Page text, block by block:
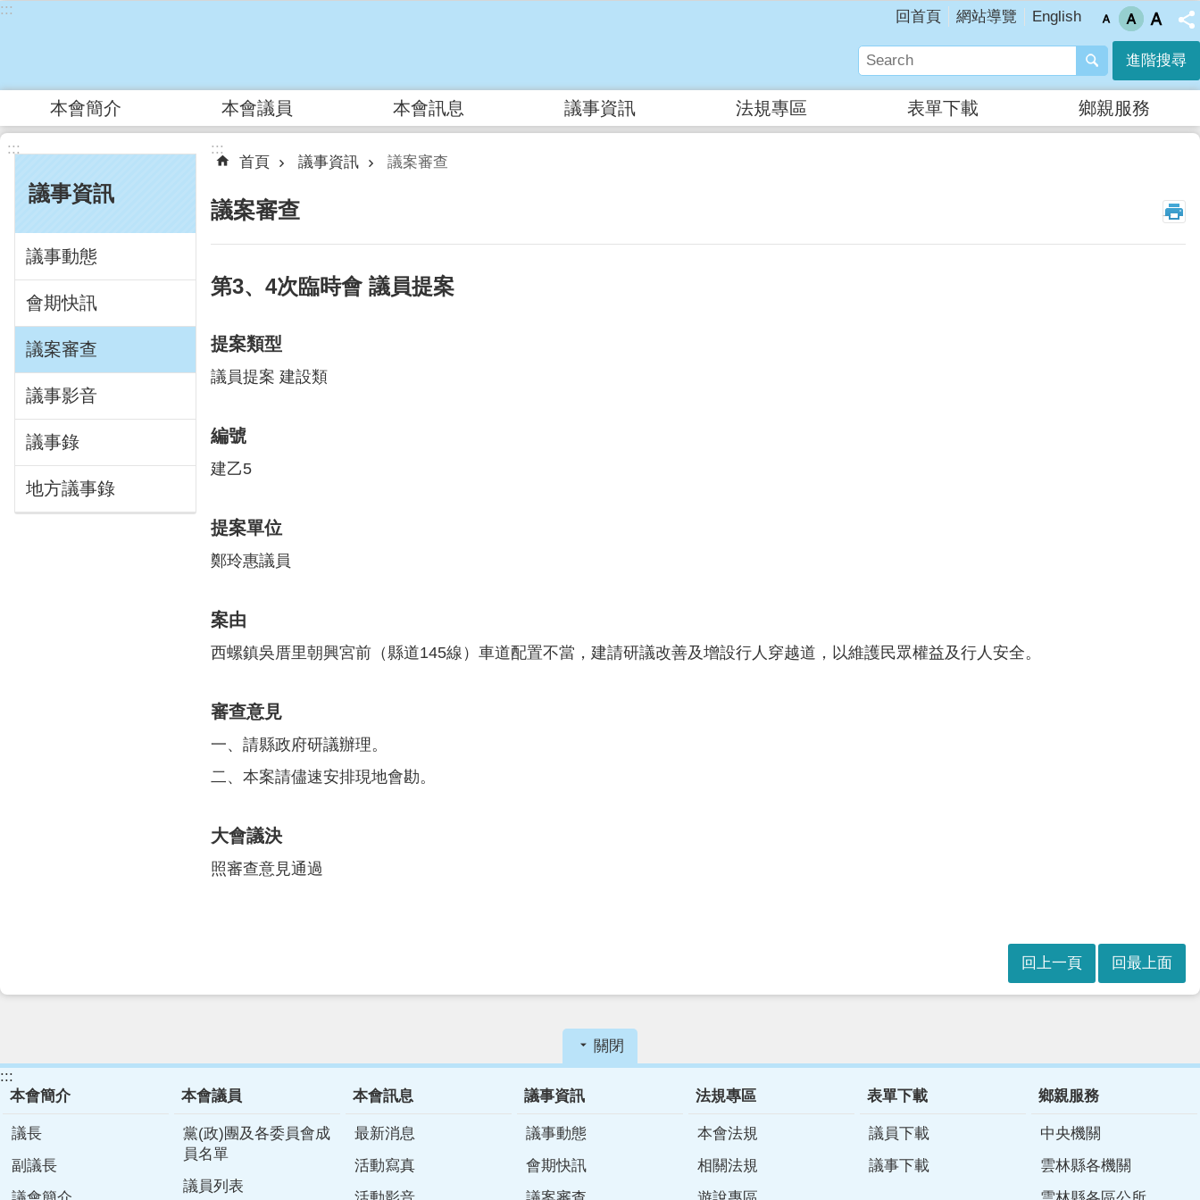
跳到主要內容區塊
::: 回首頁 網站導覽 English
進階搜尋
本會簡介 本會議員 本會訊息 議事資訊 法規專區 表單下載 鄉親服務
:::
議事資訊
議事動態
會期快訊
議案審查
議事影音
議事錄
地方議事錄
:::
首頁 議事資訊 議案審查
議案審查 _
第3、4次臨時會 議員提案
提案類型
議員提案 建設類
編號
建乙5
提案單位
鄭玲惠議員
案由
西螺鎮吳厝里朝興宮前（縣道145線）車道配置不當，建請研議改善及增設行人穿越道，以維護民眾權益及行人安全。
審查意見
一、請縣政府研議辦理。
二、本案請儘速安排現地會勘。
大會議決
照審查意見通過
回上一頁 回最上面
關閉
:::
本會簡介
議長
副議長
本會議員
黨(政)團及各委員會成
員名單
議員列表
本會訊息
最新消息
活動寫真
議事資訊
議事動態
會期快訊
法規專區
本會法規
相關法規
表單下載
議員下載
議事下載
鄉親服務
中央機關
雲林縣各機關